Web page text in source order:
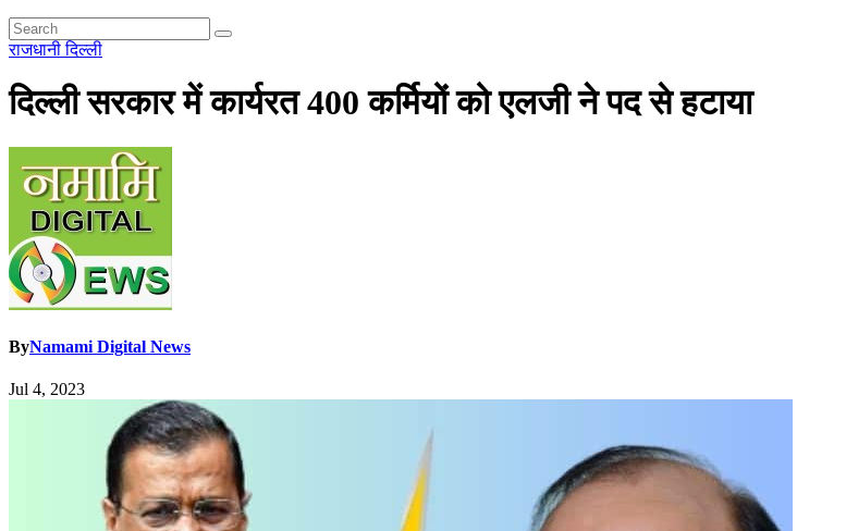
राजधानी दिल्ली
दिल्ली सरकार में कार्यरत 400 कर्मियों को एलजी ने पद से हटाया
ByNamami Digital News
Jul 4, 2023